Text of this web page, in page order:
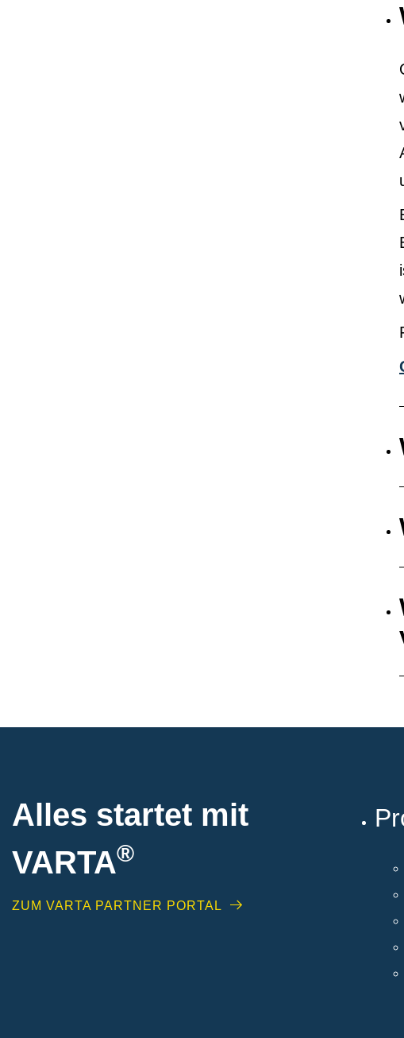
Alles startet mit
VARTA®
ZUM VARTA PARTNER PORTAL